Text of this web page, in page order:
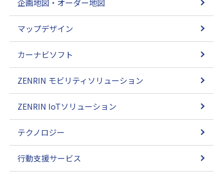
マップデザイン
カーナビソフト
ZENRIN モビリティソリューション
ZENRIN IoTソリューション
テクノロジー
行動支援サービス